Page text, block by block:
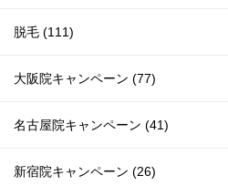
脱毛 (111)
大阪院キャンペーン (77)
名古屋院キャンペーン (41)
新宿院キャンペーン (26)